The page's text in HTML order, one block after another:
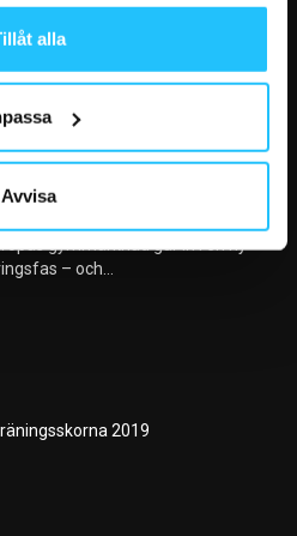
alla
Avvisa
på hybridträning när Hyrox formar
kategori
aldrig kunna ersätta en frukost
– och...
2019